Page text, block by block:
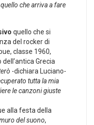
che arriva a fare
quello che si
del rocker di
classe 1960,
Grecia
-dichiara Luciano-
tutta la mia
le canzoni giuste
alla festa della
del suono,